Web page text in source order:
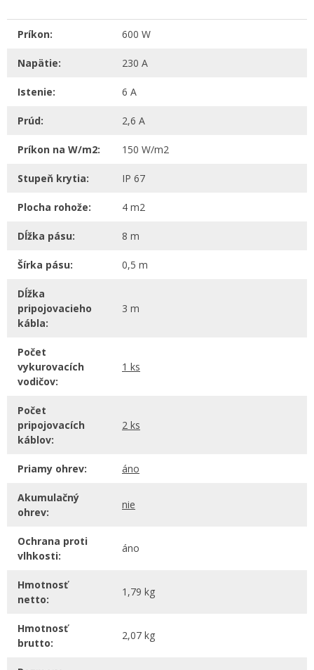
Príkon: 600 W
Napätie: 230 A
Istenie: 6 A
Prúd: 2,6 A
Príkon na W/m2: 150 W/m2
Stupeň krytia: IP 67
Plocha rohože: 4 m2
Dĺžka pásu: 8 m
Šírka pásu: 0,5 m
Dĺžka
pripojovacieho
kábla:
3 m
Počet
vykurovacích
vodičov:
1 ks
Počet
pripojovacích
káblov:
2 ks
Priamy ohrev: áno
Akumulačný
ohrev:
nie
Ochrana proti
vlhkosti:
áno
Hmotnosť
netto:
1,79 kg
Hmotnosť
brutto:
2,07 kg